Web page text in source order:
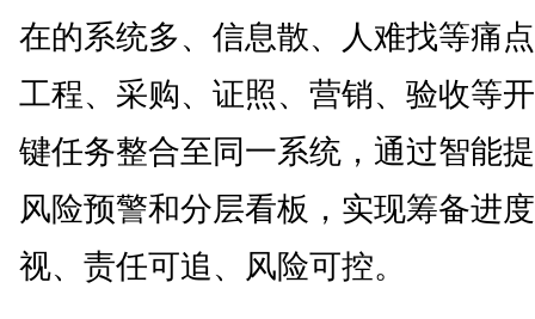
在的系统多、信息散、人难找等痛
工程、采购、证照、营销、验收等
键任务整合至同一系统，通过智能
风险预警和分层看板，实现筹备进
视、责任可追、风险可控。